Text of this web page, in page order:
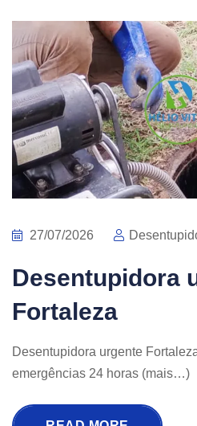
27/07/2026
Desentupidora
Fortaleza
Desentupidora urgente
emergências 24 horas (mais…)